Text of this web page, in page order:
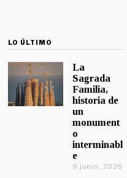
LO ÚLTIMO
La
Sagrada
Familia,
historia de
un
monument
o
interminabl
e
8 junio, 2026